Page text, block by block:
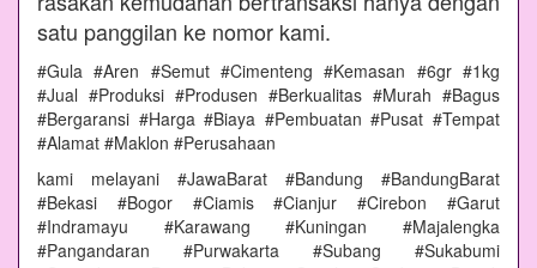
satu panggilan ke nomor kami.
#Gula #Aren #Semut #Cimenteng #Kemasan #6gr #1kg
#Jual #Produksi #Produsen #Berkualitas #Murah #Bagus
#Bergaransi #Harga #Biaya #Pembuatan #Pusat #Tempat
#Alamat #Maklon #Perusahaan
kami melayani #JawaBarat #Bandung #BandungBarat
#Bekasi #Bogor #Ciamis #Cianjur #Cirebon #Garut
#Indramayu #Karawang #Kuningan #Majalengka
#Pangandaran #Purwakarta #Subang #Sukabumi